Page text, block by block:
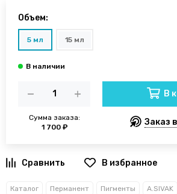
Объем:
5 мл 15 мл
Сумма заказа:
1 700 ₽
В
Заказ
В избранное
Каталог Перманент Пигменты A.SIVAK